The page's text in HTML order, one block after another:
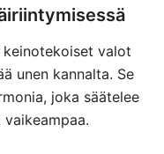
valot
unen kannalta. Se
joka säätelee